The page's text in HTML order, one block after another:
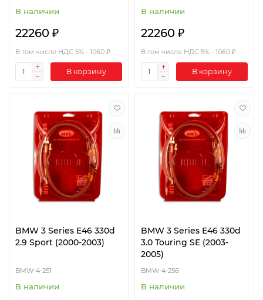
В наличии
22260 ₽
В том числе НДС 5% - 1060 ₽
В корзину
В наличии
22260 ₽
В том числе НДС 5% - 1060 ₽
В корзину
BMW 3 Series E46 330d
2.9 Sport (2000-2003)
BMW-4-251
В наличии
BMW 3 Series E46 330d
3.0 Touring SE (2003-
2005)
BMW-4-256
В наличии